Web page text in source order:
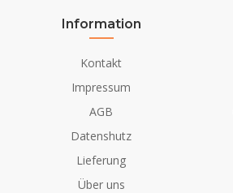
Information
Kontakt
Impressum
AGB
Datenshutz
Lieferung
Über uns